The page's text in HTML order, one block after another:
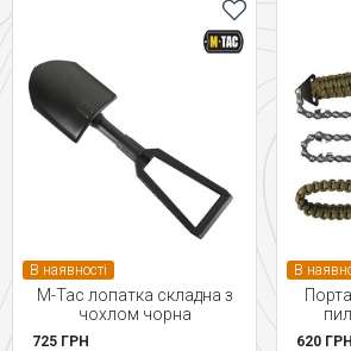
В наявності
M-Tac лопатка складна з
чохлом чорна
725 ГРН
В
620 ГРН